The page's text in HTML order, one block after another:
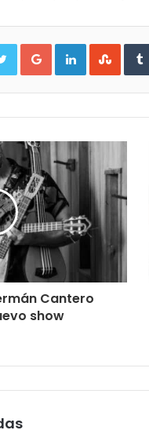
TwitterGoogle+LinkedIn
Cantero
show